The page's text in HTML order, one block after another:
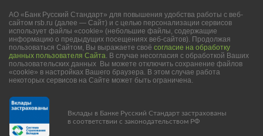
АО «Банк Русский Стандарт» для повышения удобства работы с веб-
сайтом rsb.ru (далее — Сайт) и с целью персонализации сервисов
использует файлы «cookie» (небольшие файлы, содержащие
информацию о предыдущих посещениях веб-сайтов). Продолжая
пользоваться Сайтом, Вы выражаете своё согласие на обработку
данных пользователя Сайта. В случае несогласия с обработкой Ваших
пользовательских данных Вы можете отключить сохранение файлов
«cookie» в настройках Вашего браузера. В этом случае работа
некоторых сервисов на Сайте может быть ограничена.
Вклады в Банке Русский Стандарт застрахованы
в соответствии с законодательством РФ